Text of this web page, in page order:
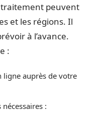
traitement peuvent
et les régions. Il
à l’avance.
:
ligne auprès de votre
: